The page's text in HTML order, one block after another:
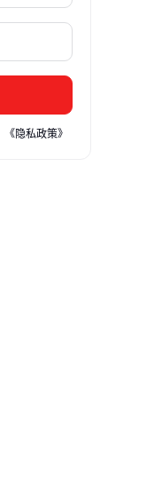
《隐私政策》